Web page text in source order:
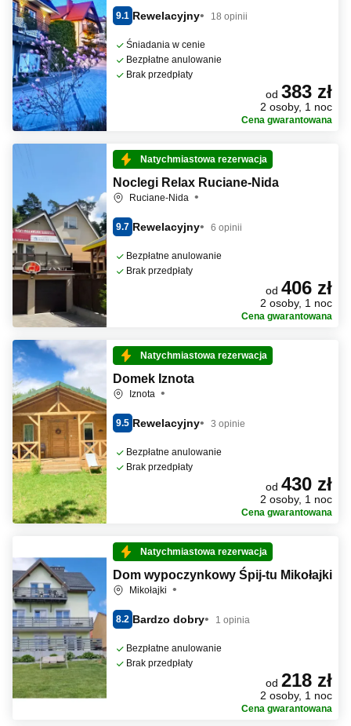
9.1 Rewelacyjny 18 opinii
Śniadania w cenie
Bezpłatne anulowanie
Brak przedpłaty
od 383 zł
2 osoby, 1 noc
Cena gwarantowana
Natychmiastowa rezerwacja
Noclegi Relax Ruciane-Nida
Ruciane-Nida
9.7 Rewelacyjny 6 opinii
Bezpłatne anulowanie
Brak przedpłaty
od 406 zł
2 osoby, 1 noc
Cena gwarantowana
Natychmiastowa rezerwacja
Domek Iznota
Iznota
9.5 Rewelacyjny 3 opinie
Bezpłatne anulowanie
Brak przedpłaty
od 430 zł
2 osoby, 1 noc
Cena gwarantowana
Natychmiastowa rezerwacja
Dom wypoczynkowy Śpij-tu Mikołajki
Mikołajki
8.2 Bardzo dobry 1 opinia
Bezpłatne anulowanie
Brak przedpłaty
od 218 zł
2 osoby, 1 noc
Cena gwarantowana